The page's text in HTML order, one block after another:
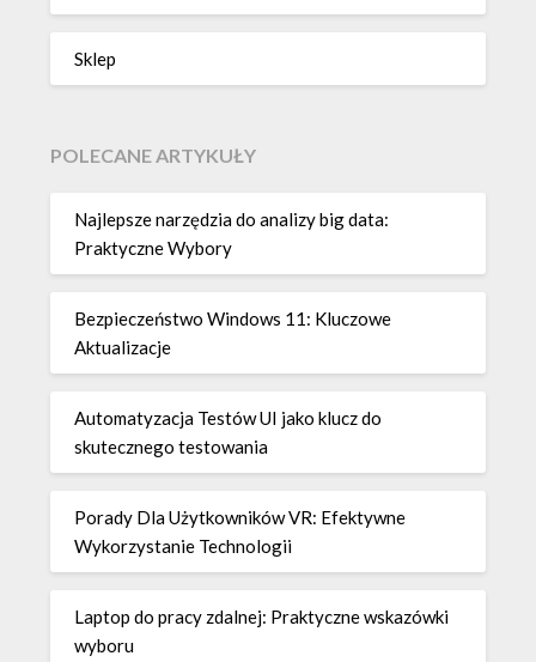
Sklep
POLECANE ARTYKUŁY
Najlepsze narzędzia do analizy big data:
Praktyczne Wybory
Bezpieczeństwo Windows 11: Kluczowe
Aktualizacje
Automatyzacja Testów UI jako klucz do
skutecznego testowania
Porady Dla Użytkowników VR: Efektywne
Wykorzystanie Technologii
Laptop do pracy zdalnej: Praktyczne wskazówki
wyboru